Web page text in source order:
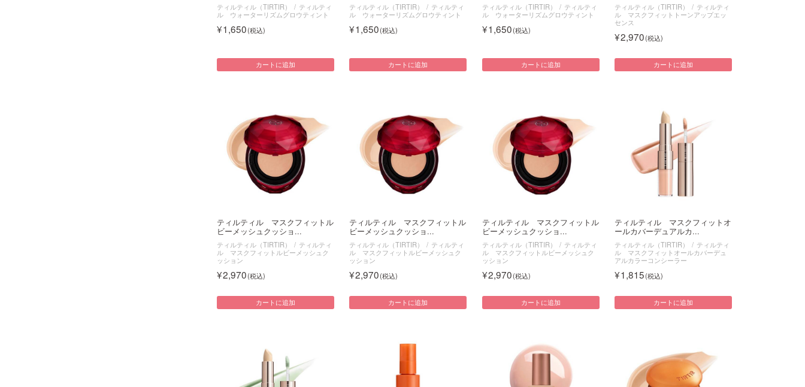
ティルティル（TIRTIR）
ティルティ
ル ウォーターリズムグロウティント
1,650
カートに追加
ティルティル（TIRTIR）
ティルティ
ル ウォーターリズムグロウティント
1,650
カートに追加
ティルティル（TIRTIR）
ティルティ
ル ウォーターリズムグロウティント
1,650
カートに追加
ティルティル（TIRTIR）
ティルティ
ル マスクフィットトーンアップエッ
センス
2,970
カートに追加
ティルティル マスクフィットル
ビーメッシュクッショ...
ティルティル（TIRTIR）
ティルティ
ル マスクフィットルビーメッシュク
ッション
2,970
カートに追加
ティルティル マスクフィットル
ビーメッシュクッショ...
ティルティル（TIRTIR）
ティルティ
ル マスクフィットルビーメッシュク
ッション
2,970
カートに追加
ティルティル マスクフィットル
ビーメッシュクッショ...
ティルティル（TIRTIR）
ティルティ
ル マスクフィットルビーメッシュク
ッション
2,970
カートに追加
ティルティル マスクフィットオ
ールカバーデュアルカ...
ティルティル（TIRTIR）
ティルティ
ル マスクフィットオールカバーデュ
アルカラーコンシーラー
1,815
カートに追加